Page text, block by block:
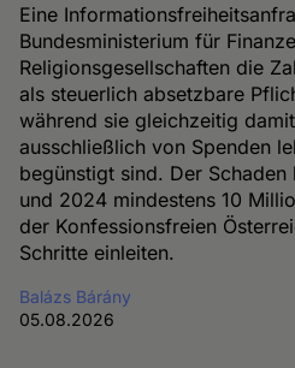
Eine
Bundesministerium für
Religionsgesellschaften die
als steuerlich absetzbare
während sie gleichzeitig
ausschließlich von Spenden
begünstigt sind. Der
und 2024 mindestens 10
der Konfessionsfreien
Schritte einleiten.
Balázs Bárány
05.08.2026